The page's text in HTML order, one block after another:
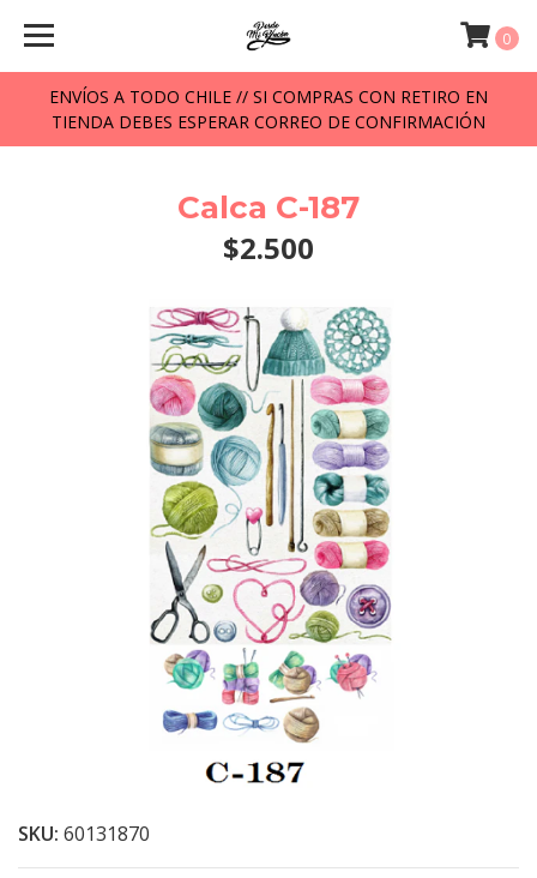
ENVÍOS A TODO CHILE // SI COMPRAS CON RETIRO EN
TIENDA DEBES ESPERAR CORREO DE CONFIRMACIÓN
0
Calca C-187
$2.500
SKU: 60131870